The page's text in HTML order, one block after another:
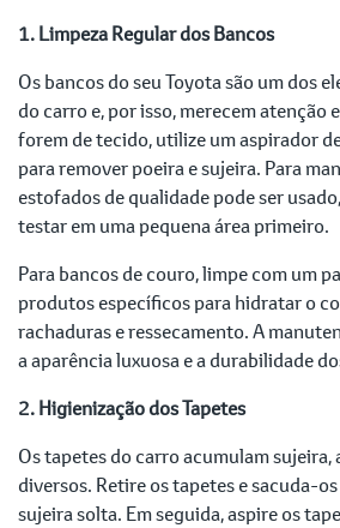
1. Limpeza Regular dos Bancos
Os bancos do seu Toyota são um dos
do carro e, por isso, merecem atenção
forem de tecido, utilize um aspirador
para remover poeira e sujeira. Para
estofados de qualidade pode ser
testar em uma pequena área primeiro.
Para bancos de couro, limpe com um
produtos específicos para hidratar o
rachaduras e ressecamento. A
a aparência luxuosa e a durabilidade
2. Higienização dos Tapetes
Os tapetes do carro acumulam sujeira,
diversos. Retire os tapetes e sacuda-
sujeira solta. Em seguida, aspire os